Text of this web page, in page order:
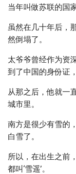
当年叫做苏联的国家
虽然在几十年后，
然倒塌了。
太爷爷曾经作为资
到了中国的身份证
从那之后，他就一
城市里。
南方是很少有雪的
白雪了。
所以，在出生之前
都叫‘雪遥’。